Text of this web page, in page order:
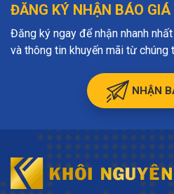
ĐĂNG KÝ NHẬN BÁO GIÁ
Đăng ký ngay để nhận nhanh
và thông tin khuyến mãi từ chúng
NHẬN